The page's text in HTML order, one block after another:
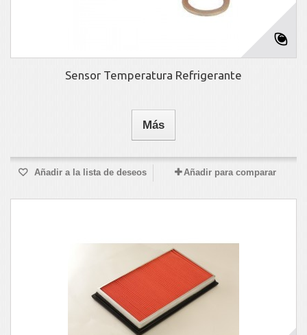
Sensor Temperatura Refrigerante
Más
Añadir a la lista de deseos Añadir para comparar